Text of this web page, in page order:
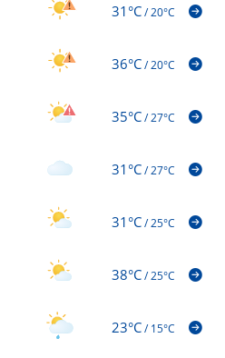
31°C/20°C
36°C/20°C
35°C/27°C
31°C/27°C
31°C/25°C
38°C/25°C
23°C/15°C